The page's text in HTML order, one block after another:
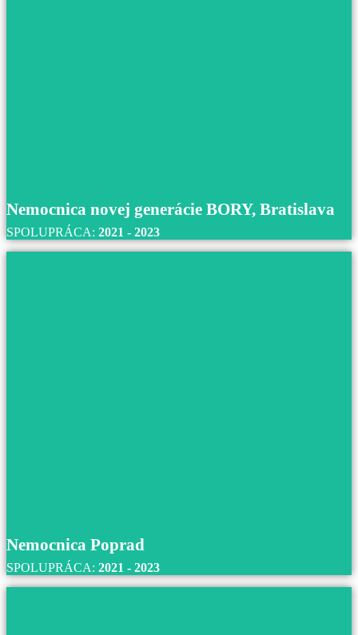
Nemocnica novej generácie BORY, Bratislava
SPOLUPRÁCA: 2021 - 2023
Nemocnica Poprad
SPOLUPRÁCA: 2021 - 2023